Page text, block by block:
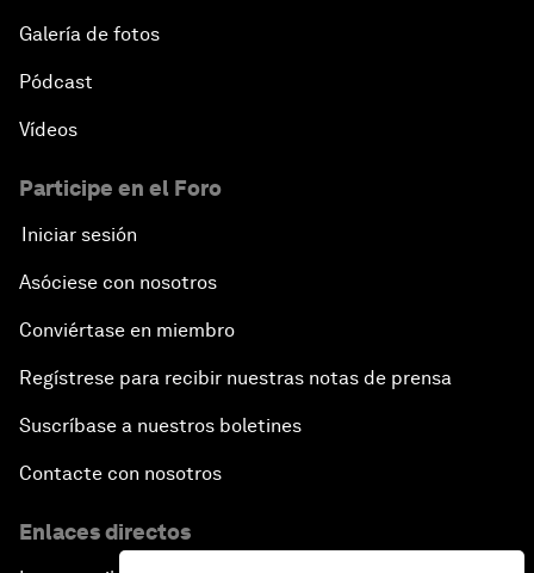
Galería de fotos
Pódcast
Vídeos
Participe en el Foro
Iniciar sesión
Asóciese con nosotros
Conviértase en miembro
Regístrese para recibir nuestras notas de prensa
Suscríbase a nuestros boletines
Contacte con nosotros
Enlaces directos